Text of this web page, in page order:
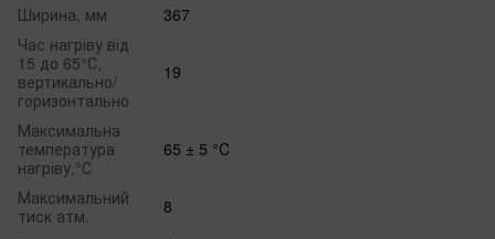
Ширина, мм
367
Час нагріву від
15 до 65°С,
вертикально/
горизонтально
19
Максимальна
температура
нагріву,°С
65 ± 5 °C
Максимальний
тиск атм.
8